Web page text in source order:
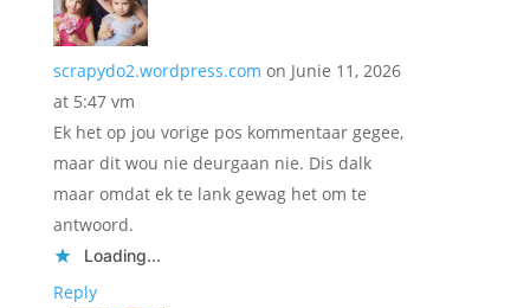
scrapydo2.wordpress.com on Junie 11, 2026
at 5:47 vm
Ek het op jou vorige pos kommentaar gegee,
maar dit wou nie deurgaan nie. Dis dalk
maar omdat ek te lank gewag het om te
antwoord.
Loading...
Reply